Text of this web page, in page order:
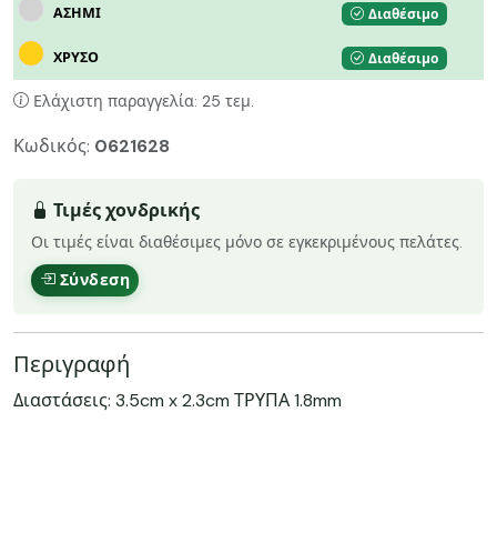
ΑΣΗΜΙ Διαθέσιμο
ΧΡΥΣΟ Διαθέσιμο
Ελάχιστη παραγγελία: 25 τεμ.
Κωδικός: 0621628
Τιμές χονδρικής
Οι τιμές είναι διαθέσιμες μόνο σε εγκεκριμένους πελάτες.
Σύνδεση
Περιγραφή
Διαστάσεις: 3.5cm x 2.3cm ΤΡΥΠΑ 1.8mm